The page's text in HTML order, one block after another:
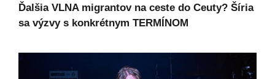
Ďalšia VLNA migrantov na ceste do Ceuty? Šíria
sa výzvy s konkrétnym TERMÍNOM